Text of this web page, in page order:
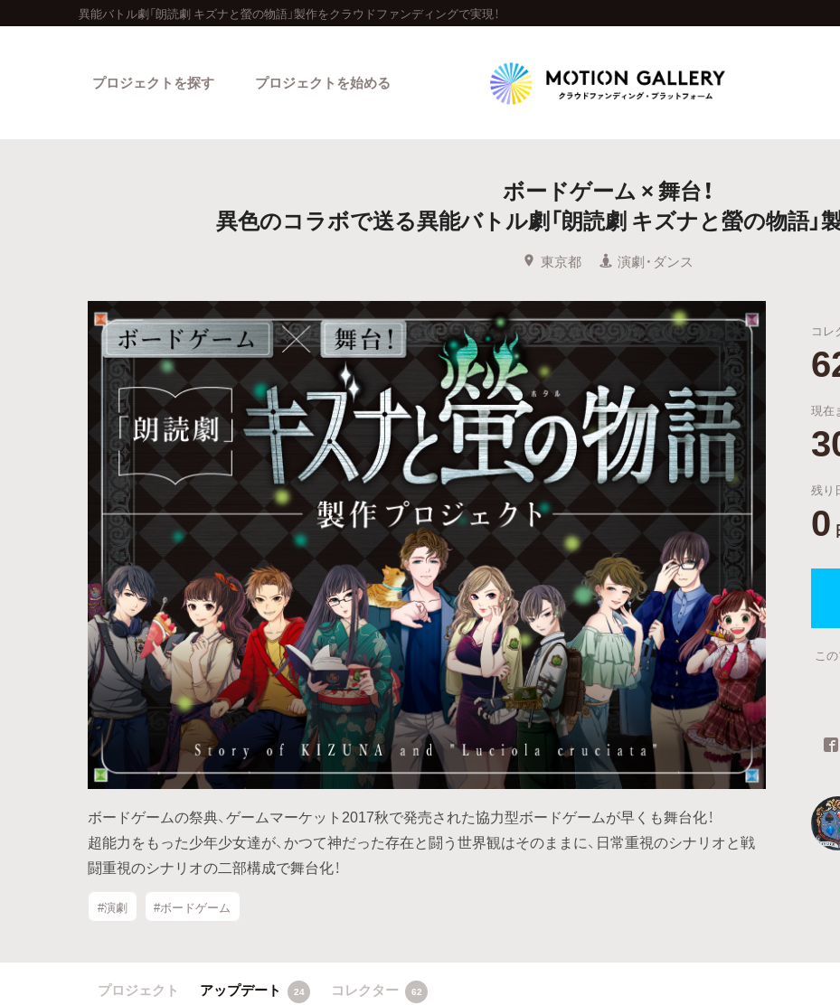
異能バトル劇「朗読劇 キズナと螢の物語」製作をクラウドファンディングで実現！
プロジェクトを探す
人気のプロジェクト 新着プロジェクト 終了間近のプロジェクト
Feature
カテゴリーから探す タグから探す キュレーターから探す 特集から探す
Legendary
最新達成プロジェクト 調達額が大きいプロジェクト
プロジェクトを始める
ボードゲーム × 舞台！
異色のコラボで送る異能バトル劇「朗読劇 キズナと螢の物語」
東京都 演劇・ダンス
ボードゲームの祭典、ゲームマーケット2017秋で発売された協力型ボードゲームが早くも舞台化！
超能力をもった少年少女達が、かつて神だった存在と闘う世界観はそのままに、日常重視のシナリオと戦
闘重視のシナリオの二部構成で舞台化！
#演劇 #ボードゲーム
コレ
現在
残り
0
こ
プロジェクト アップデート 24 コレクター 62